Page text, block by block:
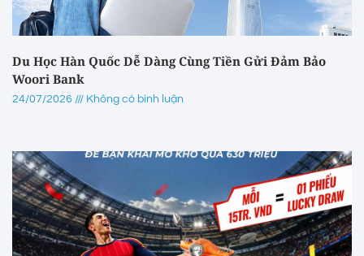
Du Học Hàn Quốc Dễ Dàng Cùng Tiền Gửi Đảm Bảo
Woori Bank
24/07/2026 Không có bình luận